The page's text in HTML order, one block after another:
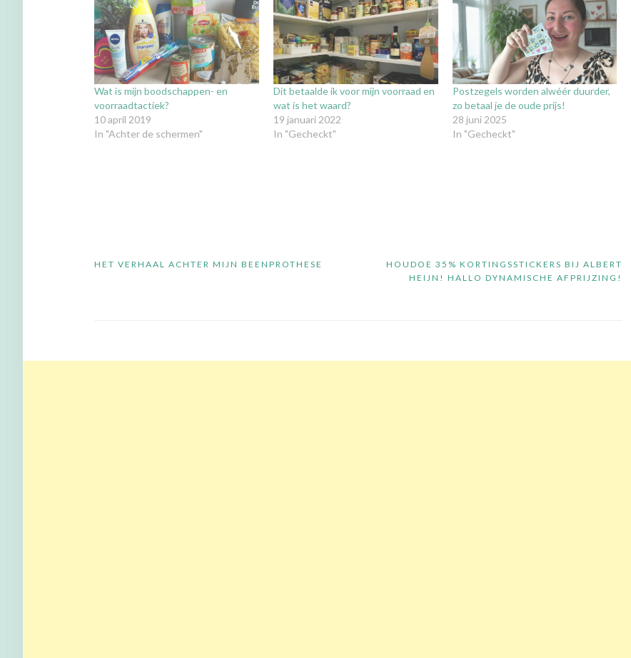
Wat is mijn boodschappen- en
voorraadtactiek?
10 april 2019
In "Achter de schermen"
Dit betaalde ik voor mijn voorraad en
wat is het waard?
19 januari 2022
In "Gecheckt"
Postzegels worden alwéér duurder,
zo betaal je de oude prijs!
28 juni 2025
In "Gecheckt"
navigatie
HOUDOE 35% KORTINGSSTICKERS BIJ ALBERT
HEIJN! HALLO DYNAMISCHE AFPRIJZING!
HET VERHAAL ACHTER MIJN BEENPROTHESE